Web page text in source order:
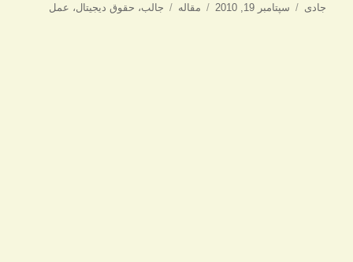
نویسنده
جادی
ارسال
سپتامبر 19, 2010 دسته‌ها
مقاله برچسب‌ها
جالب، حقوق دیجیتال، عمل